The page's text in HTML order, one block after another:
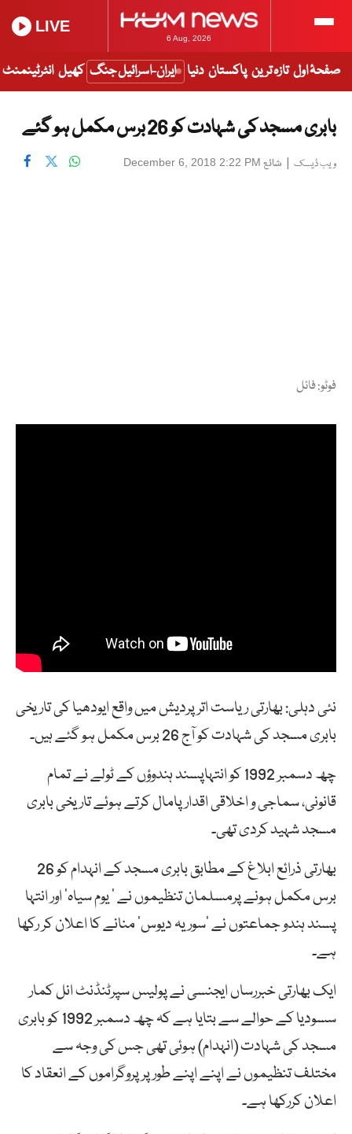
6 Aug, 2026
LIVE
صفحۂ اول تازہ ترین پاکستان دنیا ایران-اسرائیل جنگ کھیل انٹرٹینمنٹ
بابری مسجد کی شہادت کو 26 برس مکمل ہو گئے
ویب ڈیسک | شائع December 6, 2018 2:22 PM
فوٹو: فائل
نئی دہلی: بھارتی ریاست اترپردیش میں واقع ایودھیا کی تاریخی
بابری مسجد کی شہادت کو آج 26 برس مکمل ہو گئے ہیں۔
چھ دسمبر 1992 کو انتہاپسند ہندوؤں کے ٹولے نے تمام
قانونی، سماجی و اخلاقی اقدار پامال کرتے ہوئے تاریخی بابری
مسجد شہید کردی تھی۔
بھارتی ذرائع ابلاغ کے مطابق بابری مسجد کے انہدام کو 26
برس مکمل ہونے پرمسلمان تنظیموں نے ’ یوم سیاہ‘ اور انتہا
پسند ہندو جماعتوں نے ’سوریہ دیوس‘ منانے کا اعلان کر رکھا
ہے۔
ایک بھارتی خبررساں ایجنسی نے پولیس سپرٹنڈنٹ انل کمار
سسودیا کے حوالے سے بتایا ہے کہ چھ دسمبر 1992 کو بابری
مسجد کی شہادت (انہدام) ہوئی تھی جس کی وجہ سے
مختلف تنظیموں نے اپنے اپنے طور پر پروگراموں کے انعقاد کا
اعلان کررکھا ہے۔